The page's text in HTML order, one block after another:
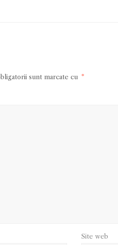
sunt marcate cu *
Site web